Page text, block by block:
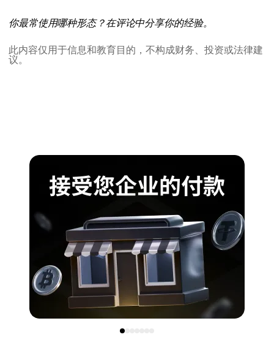
你最常使用哪种形态？在评论中分享你的经验。
此内容仅用于信息和教育目的，不构成财务、投资或法律建
议。